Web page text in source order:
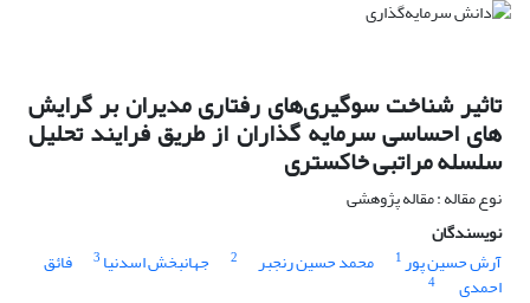
تاثیر شناخت سوگیری‌های رفتاری مدیران بر گرایش
های احساسی سرمایه گذاران از طریق فرایند تحلیل
سلسله مراتبی خاکستری
نوع مقاله : مقاله پژوهشی
نویسندگان
آرش حسین پور1 محمد حسین رنجبر 2 جهانبخش اسدنیا 3 فائق
احمدی
4